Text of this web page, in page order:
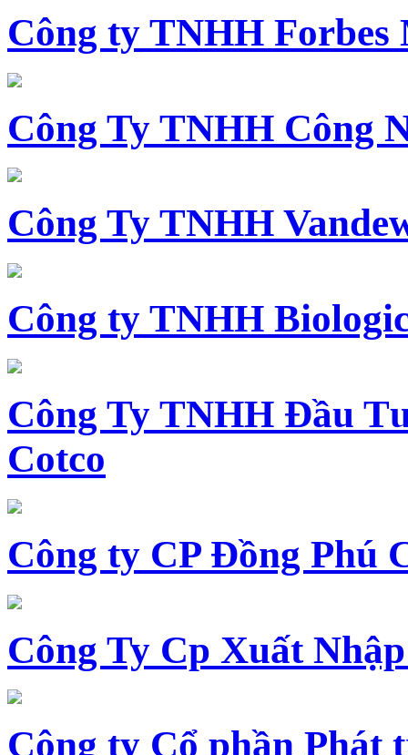
Công ty TNHH
Công Ty TNHH Công
Công Ty TNHH
Công ty TNHH
Công Ty TNHH Đầu
Cotco
Công ty CP Đồng Phú
Công Ty Cp Xuất
Công ty Cổ phần Phát